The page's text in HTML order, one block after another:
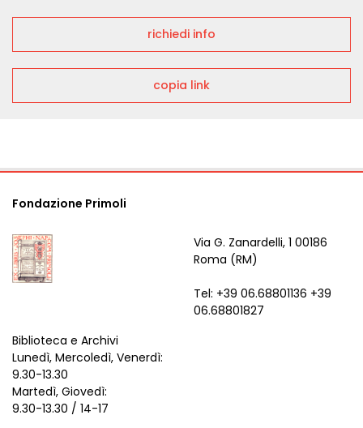
richiedi info
copia link
Fondazione Primoli
Via G. Zanardelli, 1 00186
Roma (RM)
Tel: +39 06.68801136 +39
06.68801827
Biblioteca e Archivi
Lunedì, Mercoledì, Venerdì:
9.30-13.30
Martedì, Giovedì:
9.30-13.30 / 14-17